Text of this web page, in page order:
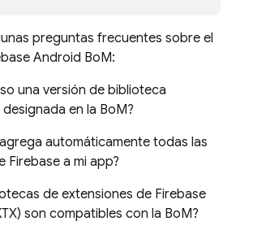
preguntas frecuentes sobre el
Android BoM:
una versión de biblioteca
en la BoM?
agrega automáticamente todas las
Firebase a mi app?
de extensiones de Firebase
son compatibles con la BoM?